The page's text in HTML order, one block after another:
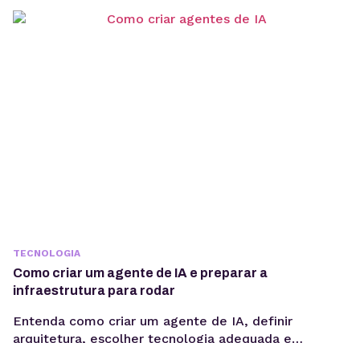
OpenClaw centraliza a criação e operação de
TECNOLOGIA
Como criar um agente de IA e preparar a
infraestrutura para rodar
Entenda como criar um agente de IA, definir
arquitetura, escolher tecnologia adequada e